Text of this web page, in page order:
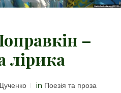
–
лірика
in Поезія та проза